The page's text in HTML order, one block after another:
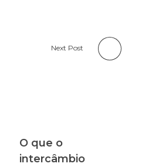
Next Post
O que o
intercâmbio